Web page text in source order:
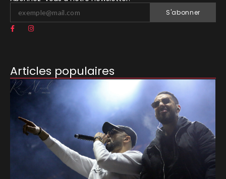
S'abonner
Articles populaires